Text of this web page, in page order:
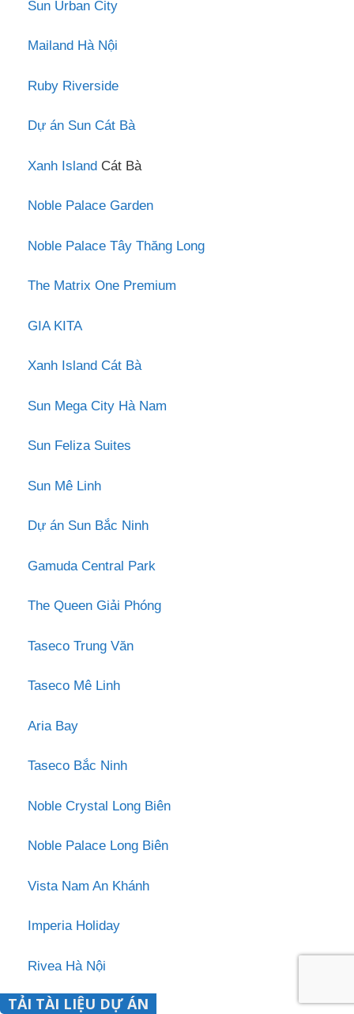
Sun Urban City
Mailand Hà Nội
Ruby Riverside
Dự án Sun Cát Bà
Xanh Island Cát Bà
Noble Palace Garden
Noble Palace Tây Thăng Long
The Matrix One Premium
GIA KITA
Xanh Island Cát Bà
Sun Mega City Hà Nam
Sun Feliza Suites
Sun Mê Linh
Dự án Sun Bắc Ninh
Gamuda Central Park
The Queen Giải Phóng
Taseco Trung Văn
Taseco Mê Linh
Aria Bay
Taseco Bắc Ninh
Noble Crystal Long Biên
Noble Palace Long Biên
Vista Nam An Khánh
Imperia Holiday
Rivea Hà Nội
Noble Palace Tây Hồ
TẢI TÀI LIỆU DỰ ÁN